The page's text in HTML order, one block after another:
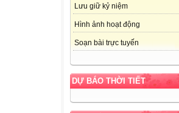
Lưu giữ kỷ niệm
Hình ảnh hoạt động
Soạn bài trực tuyến
DỰ BÁO THỜI TIẾT